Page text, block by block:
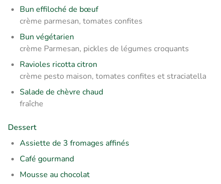
Bun effiloché de bœuf
crème parmesan, tomates confites
Bun végétarien
crème Parmesan, pickles de légumes croquants
Ravioles ricotta citron
crème pesto maison, tomates confites et straciatella
Salade de chèvre chaud
fraîche
Dessert
Assiette de 3 fromages affinés
Café gourmand
Mousse au chocolat